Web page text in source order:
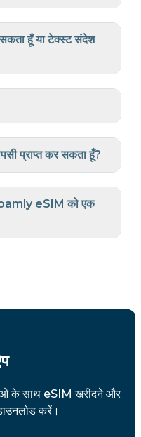
हूँ या टेक्स्ट संदेश
प्राप्त कर सकता हूँ?
eSIM को एक
के साथ eSIM खरीदने और
करें।